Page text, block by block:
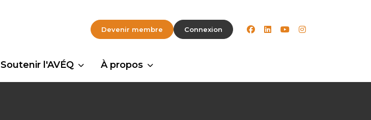
Devenir membre Connexion facebook
linkedinyoutubeinstagram
Soutenir l'AVÉQ À propos